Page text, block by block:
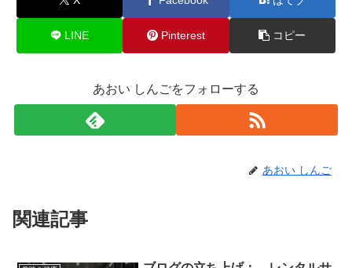
LINE Pinterest コピー
あおい しんごをフォローする
あおい しんご
関連記事